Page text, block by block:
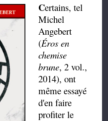
Certains, tel
Michel
Angebert
(Éros en
chemise
brune, 2 vol.,
2014), ont
même essayé
d'en faire
profiter le